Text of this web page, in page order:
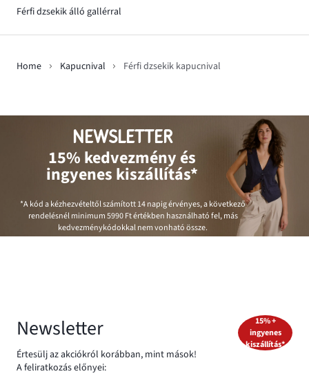
Férfi dzsekik álló gallérral
Home Kapucnival Férfi dzsekik kapucnival
NEWSLETTER
15% kedvezmény és
ingyenes kiszállítás*
*A kód a kézhezvételtől számított 14 napig érvényes, a következő
rendelésnél minimum5990 Ftértékben használható fel, más
kedvezménykódokkal nem vonható össze.
Newsletter
Értesülj az akciókról korábban, mint mások!
A feliratkozás előnyei:
15% +
ingyenes
kiszállítás*